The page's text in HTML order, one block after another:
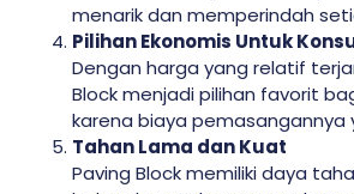
menarik dan memperindah
Pilihan Ekonomis Untuk
Dengan harga yang relatif
Block menjadi pilihan favorit
karena biaya pemasangannya
Tahan Lama dan Kuat
Paving Block memiliki daya